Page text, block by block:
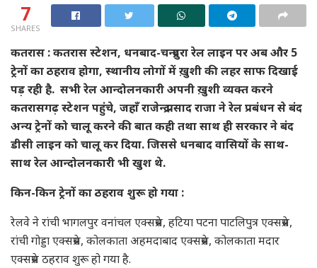
7
SHARES
कतरास : कतरास स्टेशन, धनबाद-चन्द्रपुरा रेल लाइन पर अब और 5
ट्रेनों का ठहराव होगा, स्थानीय लोगों में ख़ुशी की लहर साफ दिखाई
पड़ रही है. सभी रेल आन्दोलनकारी अपनी ख़ुशी व्यक्त करने
कतरासगढ़ स्टेशन पहुंचे, जहाँ राजेन्द्र प्रसाद राजा ने रेल प्रबंधन से बंद
अन्य ट्रेनों को चालू करने की बात कही तथा साथ ही सरकार ने बंद
डीसी लाइन को चालू कर दिया. जिससे धनबाद वासियों के साथ-
साथ रेल आन्दोलनकारी भी खुश थे.
किन-किन ट्रेनों का ठहराव शुरू हो गया :
रेलवे ने रांची भागलपुर वनांचल एक्सप्रेस, हटिया पटना पाटलिपुत्र एक्सप्रेस,
रांची गोड्डा एक्सप्रेस, कोलकाता अहमदाबाद एक्सप्रेस, कोलकाता मदार
एक्सप्रेस ठहराव शुरू हो गया है.